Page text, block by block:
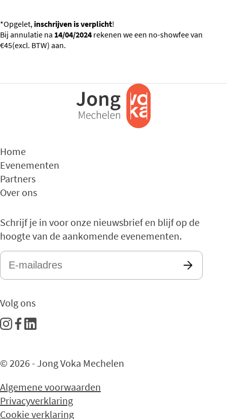
*Opgelet, inschrijven is verplicht!
Bij annulatie na 14/04/2024 rekenen we een no-showfee van
€45(excl. BTW) aan.
Home
Evenementen
Partners
Over ons
Schrijf je in voor onze nieuwsbrief en blijf op de
hoogte van de aankomende evenementen.
E-
mailadres*
Volg ons
© 2026 - Jong Voka Mechelen
Algemene voorwaarden
Privacyverklaring
Cookie verklaring